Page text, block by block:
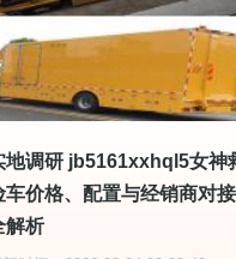
地调研 jb5161xxhql5女神
车价格、配置与经销商对接
解析